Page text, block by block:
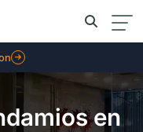
en